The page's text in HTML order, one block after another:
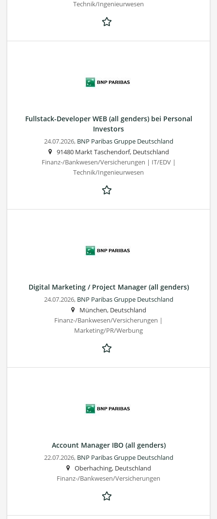
Technik/Ingenieurwesen
Fullstack-Developer WEB (all genders) bei Personal
Investors
24.07.2026, BNP Paribas Gruppe Deutschland
91480 Markt Taschendorf, Deutschland
Finanz-/Bankwesen/Versicherungen | IT/EDV |
Technik/Ingenieurwesen
Digital Marketing / Project Manager (all genders)
24.07.2026, BNP Paribas Gruppe Deutschland
München, Deutschland
Finanz-/Bankwesen/Versicherungen |
Marketing/PR/Werbung
Account Manager IBO (all genders)
22.07.2026, BNP Paribas Gruppe Deutschland
Oberhaching, Deutschland
Finanz-/Bankwesen/Versicherungen